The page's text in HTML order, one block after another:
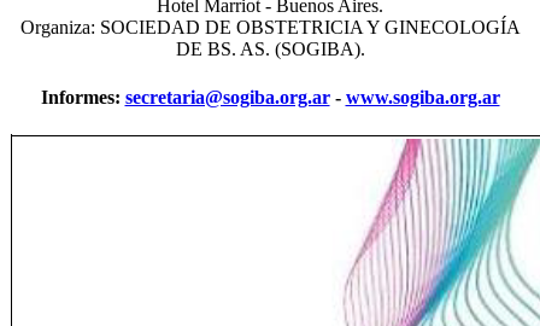
Hotel Marriot - Buenos Aires.
Organiza: SOCIEDAD DE OBSTETRICIA Y GINECOLOGÍA
DE BS. AS. (SOGIBA).
Informes: secretaria@sogiba.org.ar- www.sogiba.org.ar